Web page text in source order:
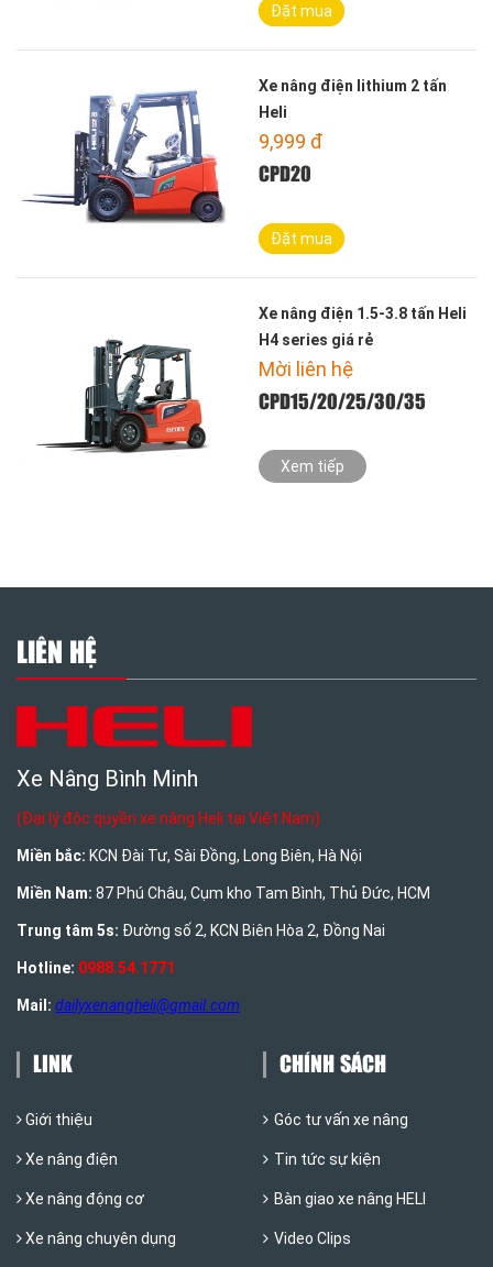
Đặt mua
Xe nâng điện lithium 2 tấn
Heli
9,999 đ
CPD20
Đặt mua
Xe nâng điện 1.5-3.8 tấn Heli
H4 series giá rẻ
Mời liên hệ
CPD15/20/25/30/35
Xem tiếp
LIÊN HỆ
Xe Nâng Bình Minh
(Đại lý độc quyền xe nâng Heli tại Việt Nam)
Miền bắc: KCN Đài Tư, Sài Đồng, Long Biên, Hà Nội
Miền Nam: 87 Phú Châu, Cụm kho Tam Bình, Thủ Đức, HCM
Trung tâm 5s: Đường số 2, KCN Biên Hòa 2, Đồng Nai
Hotline: 0988.54.1771
Mail: dailyxenangheli@gmail.com
LINK
Giới thiệu
Xe nâng điện
Xe nâng động cơ
Xe nâng chuyên dụng
CHÍNH SÁCH
Góc tư vấn xe nâng
Tin tức sự kiện
Bàn giao xe nâng HELI
Video Clips